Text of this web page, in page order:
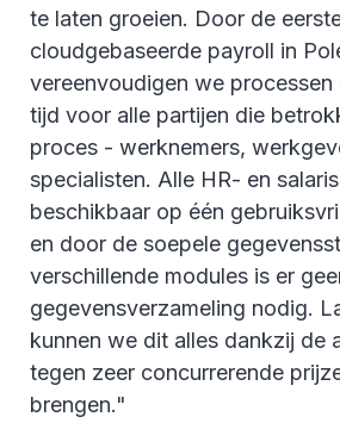
te laten groeien. Door de
cloudgebaseerde payroll in
vereenvoudigen we processen
tijd voor alle partijen die
proces - werknemers,
specialisten. Alle HR- en
beschikbaar op één
en door de soepele
verschillende modules is er
gegevensverzameling nodig.
kunnen we dit alles dankzij de
tegen zeer concurrerende
brengen."